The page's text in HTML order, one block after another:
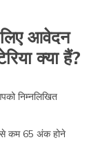
आवेदन
क्या हैं?
निम्नलिखित
से कम 65 अंक होने